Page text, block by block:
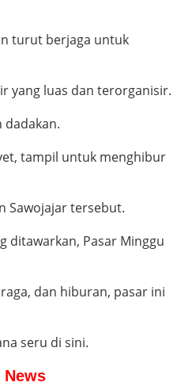
turut berjaga untuk
yang luas dan terorganisir.
tampil untuk menghibur
Sawojajar tersebut.
ditawarkan, Pasar Minggu
dan hiburan, pasar ini
seru di sini.
News